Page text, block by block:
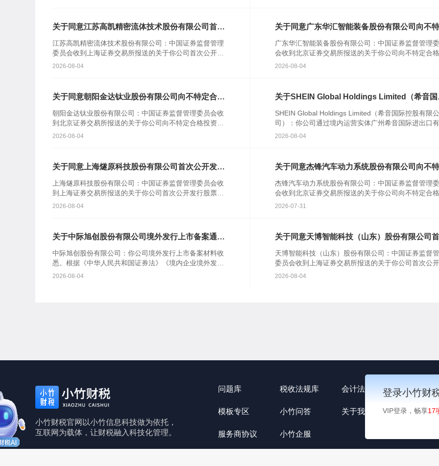
关于同意江苏高凯精密流体技术股份有限公司首次
江苏高凯精密流体技术股份有限公司：中国证券监督管理
委员会收到上海证券交易所报送的关于你公司首次公开发
行股票并在科创板上市的审核意见及你公司注册申请文
2026-08-04
关于同意广东华汇智能装备股份有限公司向不
广东华汇智能装备股份有限公司：中国证券监督管理
会收到北京证券交易所报送的关于你公司向不特定合格
资者公开发行股票并在北京证券交易所上市的审核意见
2026-08-04
关于同意朝阳金达钛业股份有限公司向不特定合格
朝阳金达钛业股份有限公司：中国证券监督管理委员会收
到北京证券交易所报送的关于你公司向不特定合格投资者
公开发行股票并在北京证券交易所上市的审核意见及你公
2026-08-04
关于SHEIN Global Holdings Limited（希音国
SHEIN Global Holdings Limited（希音国际控股有限公
司）：你公司通过境内运营实体广州希音国际进出口有
公司提交的境外发行上市备案材料收...
2026-08-04
关于同意上海燧原科技股份有限公司首次公开发行
上海燧原科技股份有限公司：中国证券监督管理委员会收
到上海证券交易所报送的关于你公司首次公开发行股票并
在科创板上市的审核意见及你公司注册申请文件。根据
2026-08-04
关于同意杰锋汽车动力系统股份有限公司向不
杰锋汽车动力系统股份有限公司：中国证券监督管理
会收到北京证券交易所报送的关于你公司向不特定合格
资者公开发行股票并在北京证券交易所上市的审核意见
2026-07-31
关于中际旭创股份有限公司境外发行上市备案通知
中际旭创股份有限公司：你公司境外发行上市备案材料收
悉。根据《中华人民共和国证券法》《境内企业境外发行
证券和上市管理试行办法》等规定，我会对备案事项通知
2026-08-04
关于同意天博智能科技（山东）股份有限公司
天博智能科技（山东）股份有限公司：中国证券监督
委员会收到上海证券交易所报送的关于你公司首次公开
行股票并在主板上市的审核意见及你公司注册申请文件
2026-08-04
小竹财税官网以小竹信息科技做为依托，
互联网为载体，让财税融入科技化管理。
问题库 税收法规库 会计法规库 小竹资讯
模板专区 小竹问答 关于我们 用户协议
服务商协议 小竹企服
登录小竹财
VIP登录，畅享17